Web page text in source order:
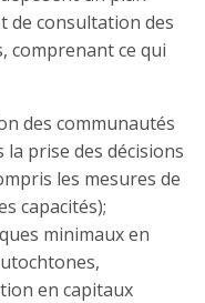
de consultation des
comprenant ce qui
des communautés
prise des décisions
les mesures de
capacités);
minimaux en
en capitaux